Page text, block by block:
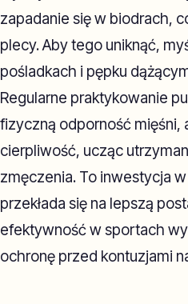
zapadanie się w biodrach,
plecy. Aby tego uniknąć,
pośladkach i pępku
Regularne praktykowanie
fizyczną odporność mięśni,
cierpliwość, ucząc
zmęczenia. To inwestycja w
przekłada się na lepszą
efektywność w sportach
ochronę przed kontuzjami